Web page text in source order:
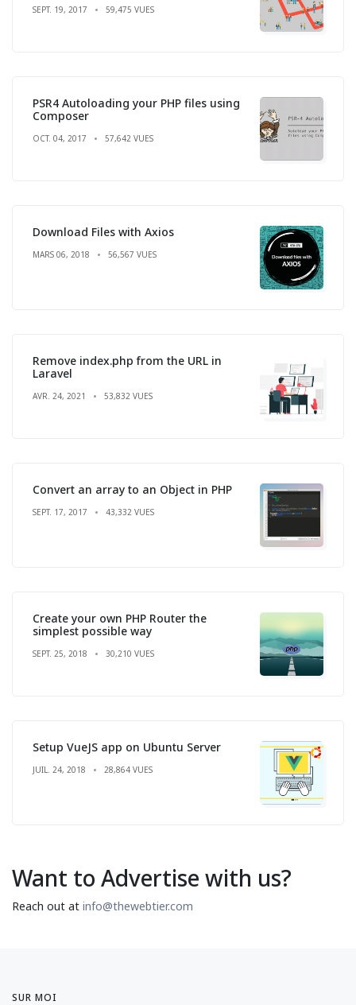
SEPT. 19, 2017 59,475 VUES
PSR4 Autoloading your PHP files using
Composer
OCT. 04, 2017 57,642 VUES
Download Files with Axios
MARS 06, 2018 56,567 VUES
Remove index.php from the URL in
Laravel
AVR. 24, 2021 53,832 VUES
Convert an array to an Object in PHP
SEPT. 17, 2017 43,332 VUES
Create your own PHP Router the
simplest possible way
SEPT. 25, 2018 30,210 VUES
Setup VueJS app on Ubuntu Server
JUIL. 24, 2018 28,864 VUES
Want to Advertise with us?
Reach out at info@thewebtier.com
SUR MOI